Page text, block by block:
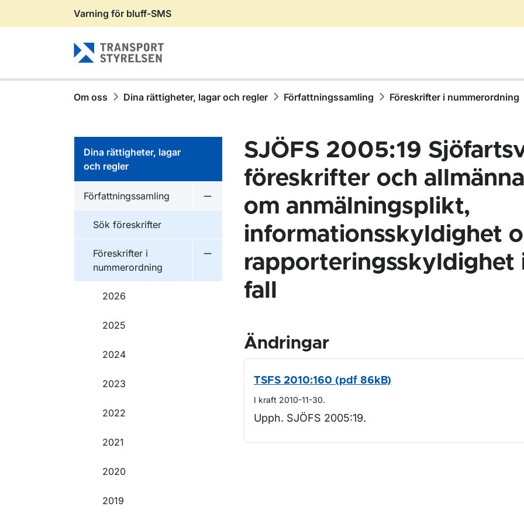
Gå till sidans innehåll
Varning för bluff-SMS
Om oss Dina rättigheter, lagar och regler Författningssamling Föreskrifter i nummerordning
Dina rättigheter, lagar
och regler
Författningssamling
Undermeny för Författningssamling
Sök föreskrifter
Föreskrifter i
nummerordning
Undermeny för Föreskrifter i nummerordning
2026
2025
2024
2023
2022
2021
2020
2019
SJÖFS 2005:19
föreskrifter och
om anmälningsplikt,
informationsskyldighet
rapporteringsskyldighet
fall
Ändringar
TSFS 2010:160 (pdf 86kB)
I kraft 2010-11-30.
Upph. SJÖFS 2005:19.